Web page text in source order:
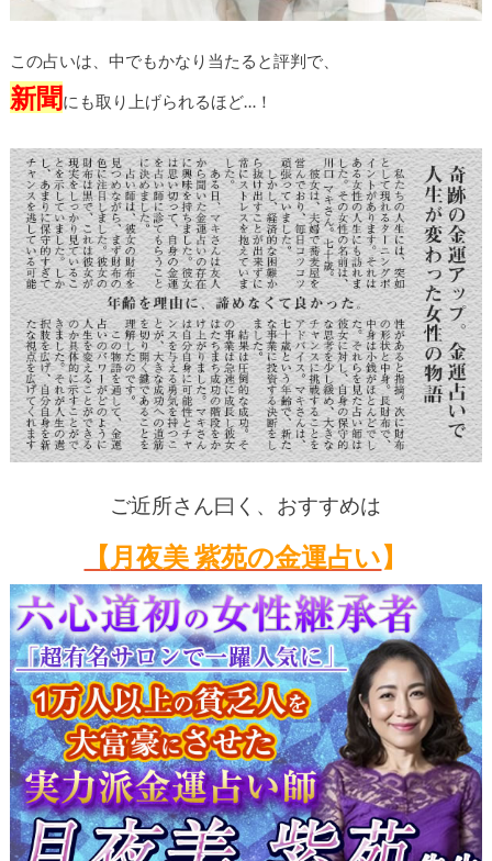
この占いは、中でもかなり当たると評判で、
新聞 にも取り上げられるほど…！
ご近所さん曰く、おすすめは
【 月夜美 紫苑の金運占い】